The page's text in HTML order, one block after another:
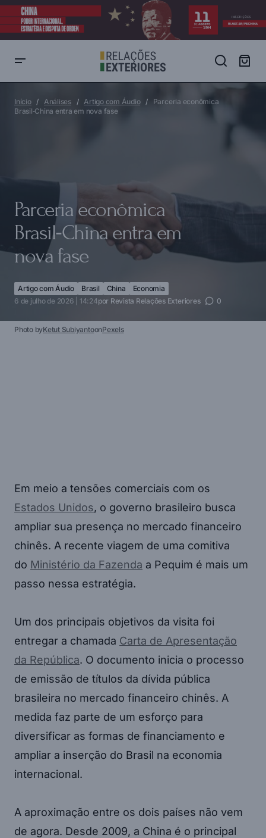
Parceria econômica Brasil‑China entra em nova fase
Início Análises Artigo com Áudio
Parceria econômica
Brasil‑China entra em nova fase
Parceria econômica
Brasil‑China entra em
nova fase
Artigo com Áudio Brasil China
Economia
6 de julho de 2026 | 14:24por Revista Relações Exteriores 0
Photo byKetut SubiyantoonPexels
Em meio a tensões comerciais com os
Estados Unidos, o governo brasileiro busca
ampliar sua presença no mercado financeiro
chinês. A recente viagem de uma comitiva
do Ministério da Fazenda a Pequim é mais um
passo nessa estratégia.
Um dos principais objetivos da visita foi
entregar a chamada Carta de Apresentação
da República. O documento inicia o processo
de emissão de títulos da dívida pública
brasileira no mercado financeiro chinês. A
medida faz parte de um esforço para
diversificar as formas de financiamento e
ampliar a inserção do Brasil na economia
internacional.
A aproximação entre os dois países não vem
de agora. Desde 2009, a China é o principal